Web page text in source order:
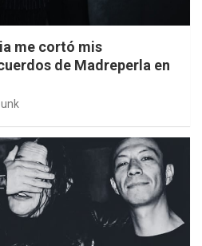
me cortó mis
de Madreperla en